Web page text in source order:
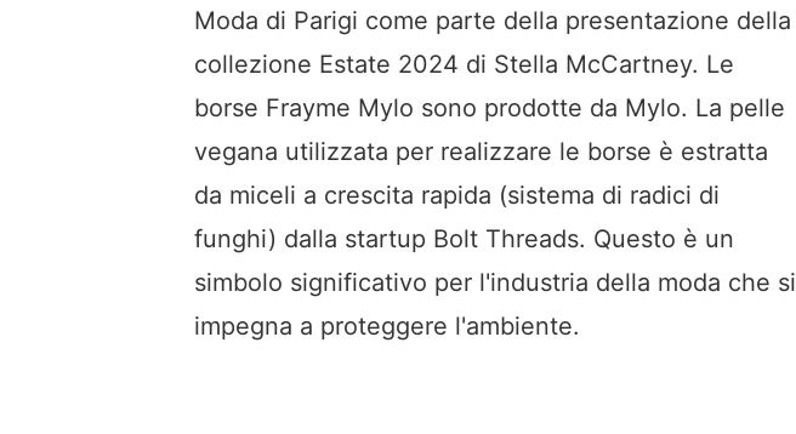
Moda di Parigi come parte della presentazione della
collezione Estate 2024 di Stella McCartney. Le
borse Frayme Mylo sono prodotte da Mylo. La pelle
vegana utilizzata per realizzare le borse è estratta
da miceli a crescita rapida (sistema di radici di
funghi) dalla startup Bolt Threads. Questo è un
simbolo significativo per l'industria della moda che si
impegna a proteggere l'ambiente.